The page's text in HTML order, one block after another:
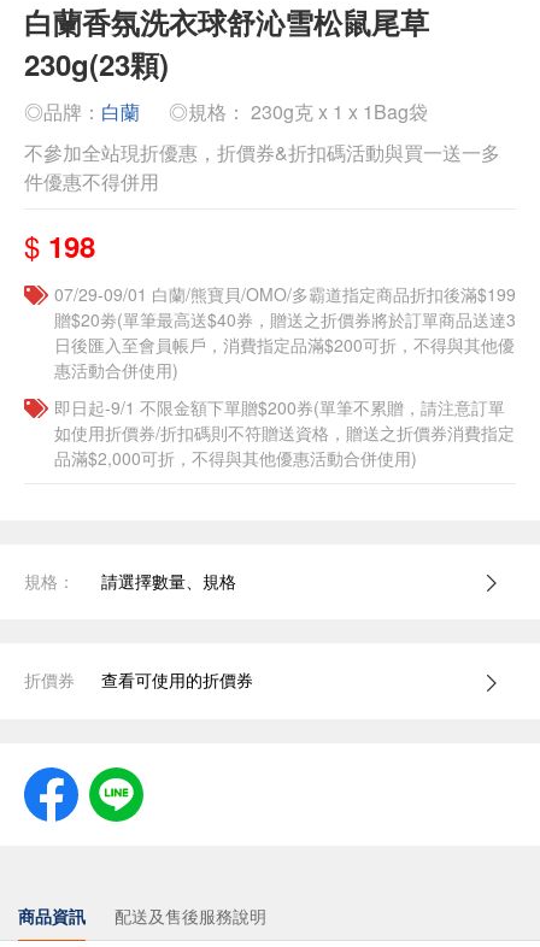
白蘭香氛洗衣球舒沁雪松鼠尾草
230g(23顆)
◎品牌： 白蘭
◎規格： 230g克 x 1 x 1Bag袋
不參加全站現折優惠，折價券&折扣碼活動與買一送一多
件優惠不得併用
$ 198
07/29-09/01 白蘭/熊寶貝/OMO/多霸道指定商品折扣後滿$199
贈$20劵(單筆最高送$40券，贈送之折價券將於訂單商品送達3
日後匯入至會員帳戶，消費指定品滿$200可折，不得與其他優
惠活動合併使用)
即日起-9/1 不限金額下單贈$200券(單筆不累贈，請注意訂單
如使用折價券/折扣碼則不符贈送資格，贈送之折價券消費指定
品滿$2,000可折，不得與其他優惠活動合併使用)
規格： 請選擇數量、規格
折價券 查看可使用的折價券
商品資訊 配送及售後服務說明